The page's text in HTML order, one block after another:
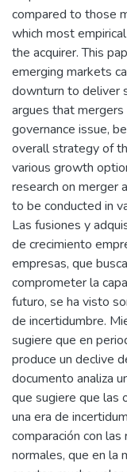
compared to those
which most
the acquirer. This
emerging markets
downturn to deliver
argues that mergers
governance issue,
overall strategy of
various growth
research on merger
to be conducted in
Las fusiones y
de crecimiento
empresas, que
comprometer la
futuro, se ha visto
de incertidumbre.
sugiere que en
produce un declive
documento analiza
que sugiere que las
una era de
comparación con las
normales, que en la